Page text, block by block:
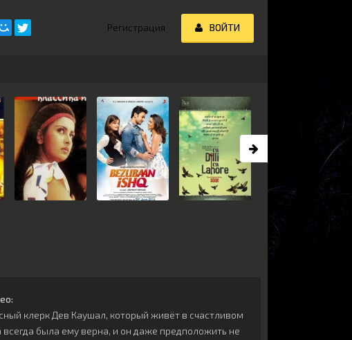
:
клерк Дев Каушал, который живёт в счастливом
была ему верна, и он даже предположить не
Регистрация ВОЙТИ